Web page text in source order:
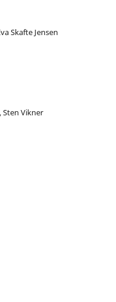
Skafte Jensen
Sten Vikner